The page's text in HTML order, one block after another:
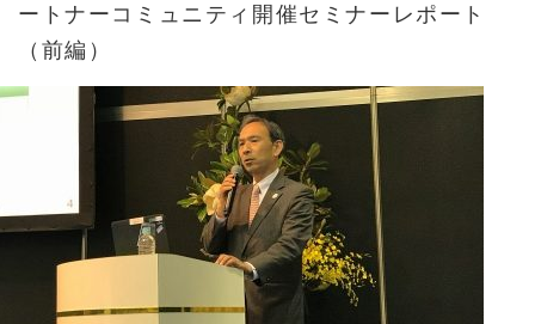
ートナーコミュニティ開催セミナーレポート
（前編）